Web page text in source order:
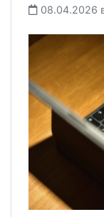
08.04.2026